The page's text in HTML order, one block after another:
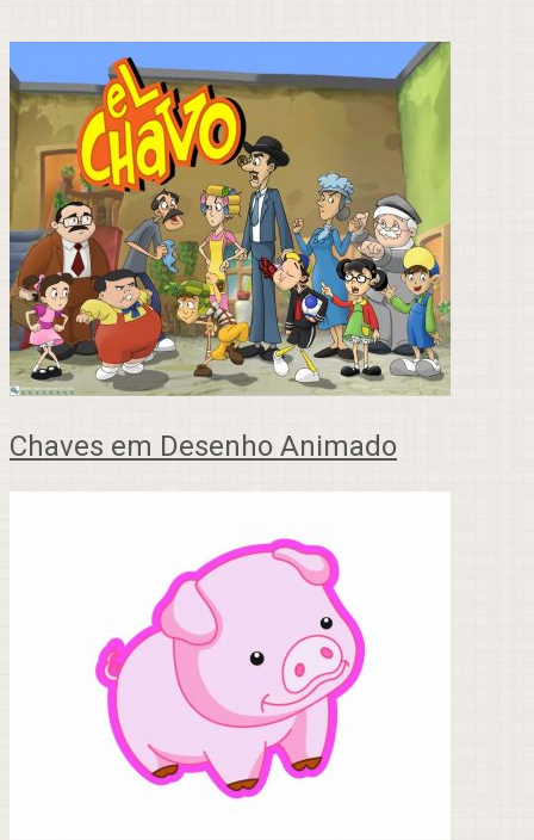
Chaves em Desenho Animado